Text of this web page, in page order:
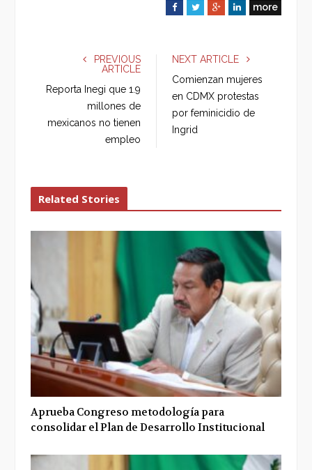
F
e
o
k
T
r
G
g
+
L
d
I
n
more
PREVIOUS
ARTICLE
Reporta Inegi que 1.9
millones de
mexicanos no tienen
empleo
NEXT ARTICLE
Comienzan mujeres
en CDMX protestas
por feminicidio de
Ingrid
Related Stories
Aprueba Congreso metodología para
consolidar el Plan de Desarrollo Institucional